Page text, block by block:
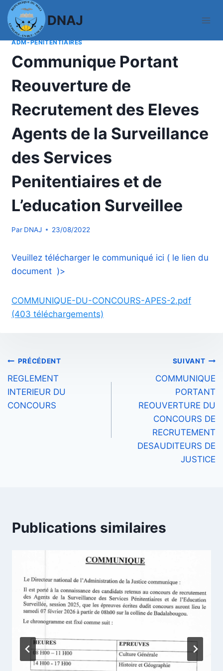
Aller
au
contenu
DNAJ
ACTUALITES
ADM-PENITENTIAIRES
Communique Portant
Reouverture de
Recrutement des Eleves
Agents de la Surveillance
des Services
Penitentiaires et de
L’education Surveillee
Par DNAJ 23/08/2022
Veuillez télécharger le communiqué ici ( le lien du
document )>
COMMUNIQUE-DU-CONCOURS-APES-2.pdf
(403 téléchargements)
Navigation
de
l’article
PRÉCÉDENT
REGLEMENT
INTERIEUR DU
CONCOURS
SUIVANT
COMMUNIQUE
PORTANT
REOUVERTURE DU
CONCOURS DE
RECRUTEMENT
DESAUDITEURS DE
JUSTICE
Publications similaires